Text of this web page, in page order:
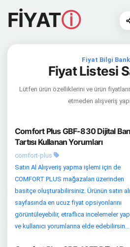
FİYATⓘ
Fiyat Bilgi
Fiyat Listesi
Lütfen ürün özelliklerini ve ürün
etmeden alışveriş
Comfort Plus GBF-830 Dijital
Tartısı Kullanan Yorumları
comfort-plus
Satın Al Alışveriş yapma işlemi için de
COMFORT PLUS mağazaları üzerinden
basitçe oluşturabilirsiniz. Ürünün satın
sayfasında en ucuz fiyat opsiyonlarını
görüntüleyebilir, etraflıca incelemeler
ve kullanıcı yorumlarına elde edebilirsin...